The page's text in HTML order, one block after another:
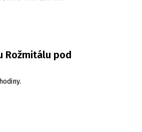
Rožmitálu pod